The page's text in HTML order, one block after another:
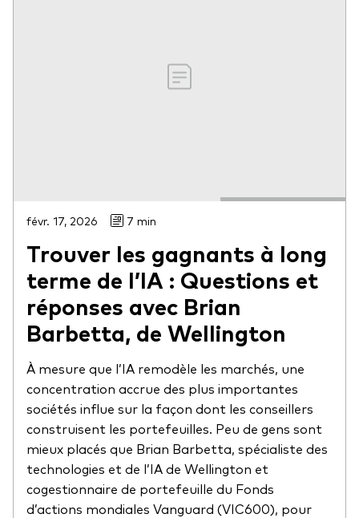
févr. 17, 2026 7 min
Trouver les gagnants à long
terme de l’IA : Questions et
réponses avec Brian
Barbetta, de Wellington
À mesure que l’IA remodèle les marchés, une
concentration accrue des plus importantes
sociétés influe sur la façon dont les conseillers
construisent les portefeuilles. Peu de gens sont
mieux placés que Brian Barbetta, spécialiste des
technologies et de l’IA de Wellington et
cogestionnaire de portefeuille du Fonds
d’actions mondiales Vanguard (VIC600), pour